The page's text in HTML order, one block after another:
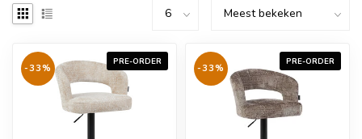
PRE-ORDER
-33%
PRE-ORDER
-33%